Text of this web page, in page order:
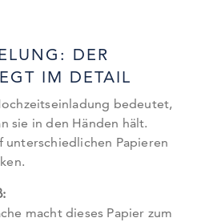
DER
IM DETAIL
bedeutet,
sie in den Händen hält.
unterschiedlichen Papieren
macht dieses Papier zum